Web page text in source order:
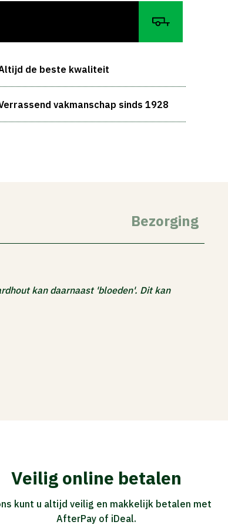
de beste kwaliteit
vakmanschap sinds 1928
Bezorging
kan daarnaast 'bloeden'. Dit kan
Veilig online betalen
kunt u altijd veilig en makkelijk betalen met
AfterPay of iDeal.